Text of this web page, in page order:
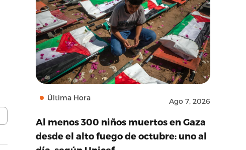
Última Hora Ago 7, 2026
Al menos 300 niños muertos en Gaza
desde el alto fuego de octubre: uno al